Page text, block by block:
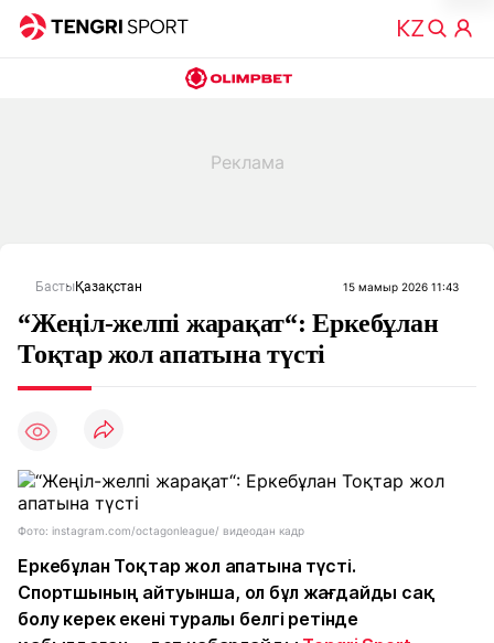
БастыҚазақстан 15 мамыр 2026 11:43
“Жеңіл-желпі жарақат“: Еркебұлан
Тоқтар жол апатына түсті
Фото: instagram.com/octagonleague/ видеодан кадр
Еркебұлан Тоқтар жол апатына түсті.
Спортшының айтуынша, ол бұл жағдайды сақ
болу керек екені туралы белгі ретінде